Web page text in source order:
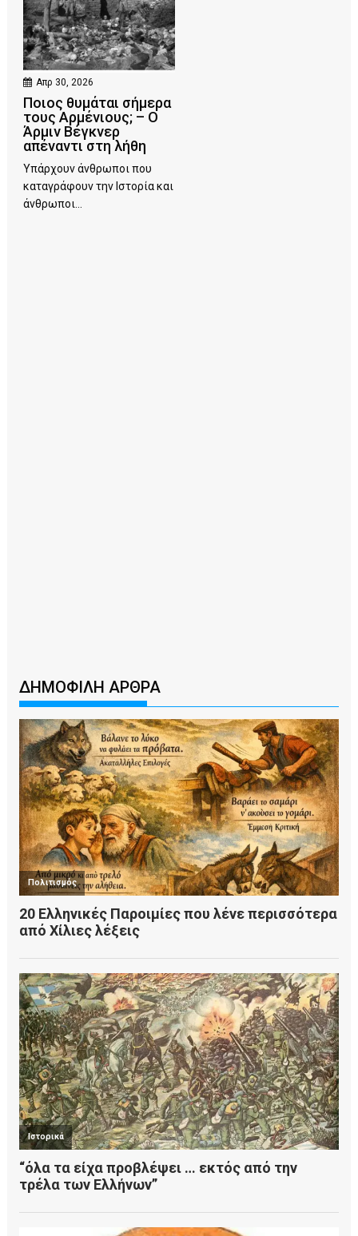
Απρ 30, 2026
Ποιος θυμάται σήμερα
τους Αρμένιους; – Ο
Άρμιν Βέγκνερ
απέναντι στη λήθη
Υπάρχουν άνθρωποι που
καταγράφουν την Ιστορία και
άνθρωποι...
ΔΗΜΟΦΙΛΗ ΑΡΘΡΑ